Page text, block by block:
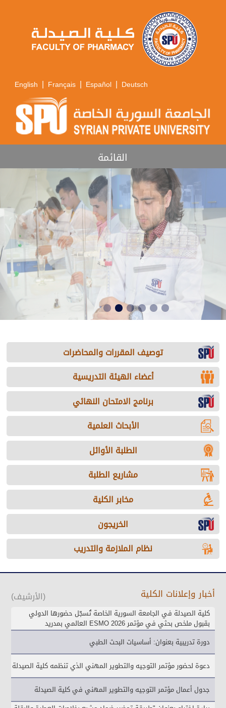
English | Français | Español | Deutsch
القائمة
توصيف المقررات والمحاضرات
أعضاء الهيئة التدريسية
برنامج الامتحان النهائي
الأبحاث العلمية
الطلبة الأوائل
مشاريع الطلبة
مخابر الكلية
الخريجون
نظام الملازمة والتدريب
أخبار وإعلانات الكلية (الأرشيف)
كلية الصيدلة في الجامعة السورية الخاصة تُسجّل حضورها الدولي
بقبول ملخص بحثي في مؤتمر ESMO 2026 العالمي بمدريد
دورة تدريبية بعنوان: أساسيات البحث الطبي
دعوة لحضور مؤتمر التوجيه والتطوير المهني الذي تنظمه كلية الصيدلة
جدول أعمال مؤتمر التوجيه والتطوير المهني في كلية الصيدلة